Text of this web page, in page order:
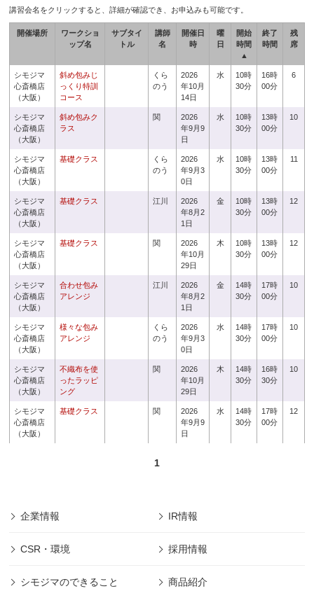
講習会名をクリックすると、詳細が確認でき、お申込みも可能です。
開催場所
ワークショ
ップ名
サブタイ
トル
講師
名
開催日
時
曜
日
開始
時間
▲
終了
時間
残
席
シモジマ
心斎橋店
（大阪）
斜め包みじ
っくり特訓
コース
くら
のう
2026
年10月
14日
水
10時
30分
16時
00分
6
シモジマ
心斎橋店
（大阪）
斜め包みク
ラス
関
2026
年9月9
日
水
10時
30分
13時
00分
10
シモジマ
心斎橋店
（大阪）
基礎クラス
くら
のう
2026
年9月3
0日
水
10時
30分
13時
00分
11
シモジマ
心斎橋店
（大阪）
基礎クラス 江川
2026
年8月2
1日
金
10時
30分
13時
00分
12
シモジマ
心斎橋店
（大阪）
基礎クラス 関
2026
年10月
29日
木
10時
30分
13時
00分
12
シモジマ
心斎橋店
（大阪）
合わせ包み
アレンジ
江川
2026
年8月2
1日
金
14時
30分
17時
00分
10
シモジマ
心斎橋店
（大阪）
様々な包み
アレンジ
くら
のう
2026
年9月3
0日
水
14時
30分
17時
00分
10
シモジマ
心斎橋店
（大阪）
不織布を使
ったラッピ
ング
関
2026
年10月
29日
木
14時
30分
16時
30分
10
シモジマ
心斎橋店
（大阪）
基礎クラス 関
2026
年9月9
日
水
14時
30分
17時
00分
12
1
企業情報 IR情報
CSR・環境 採用情報
シモジマのできること 商品紹介